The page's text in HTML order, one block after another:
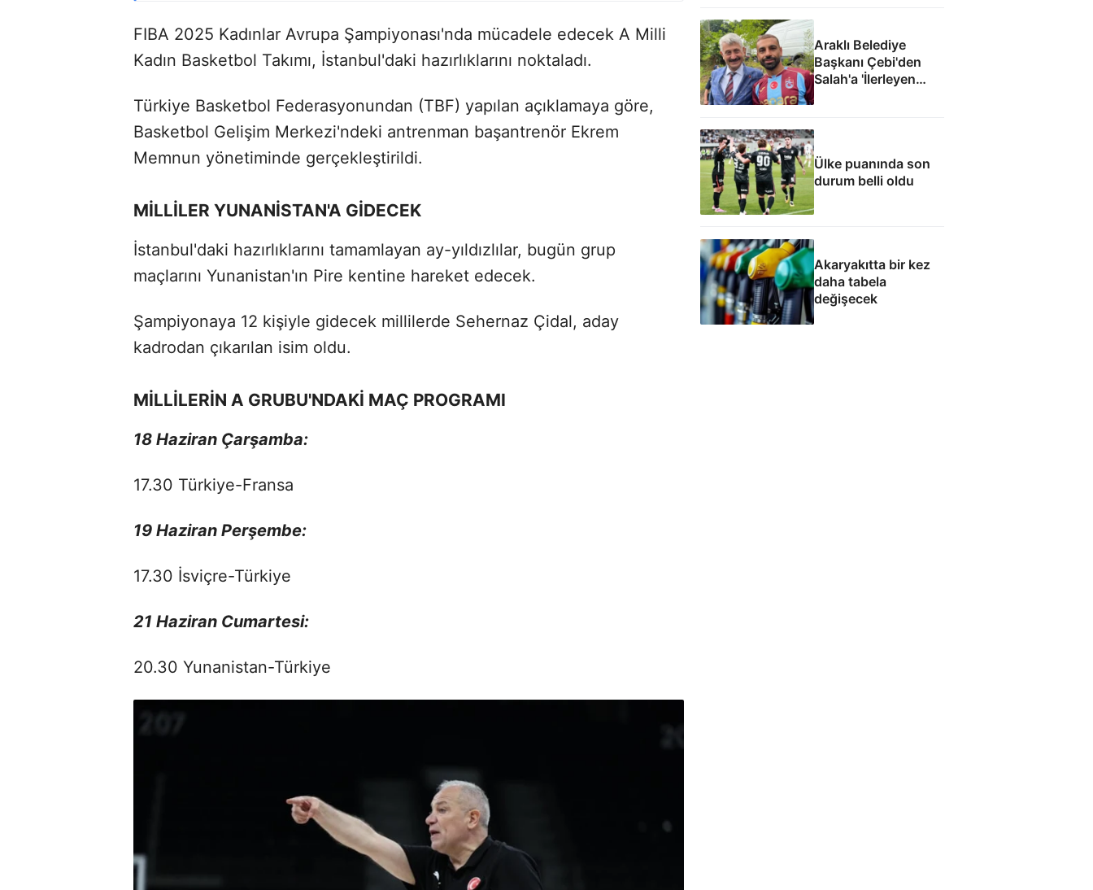
FIBA 2025 Kadınlar Avrupa Şampiyonası'nda mücadele edecek A Milli
Kadın Basketbol Takımı, İstanbul'daki hazırlıklarını noktaladı.
Türkiye Basketbol Federasyonundan (TBF) yapılan açıklamaya göre,
Basketbol Gelişim Merkezi'ndeki antrenman başantrenör Ekrem
Memnun yönetiminde gerçekleştirildi.
MİLLİLER YUNANİSTAN'A GİDECEK
İstanbul'daki hazırlıklarını tamamlayan ay-yıldızlılar, bugün grup
maçlarını Yunanistan'ın Pire kentine hareket edecek.
Şampiyonaya 12 kişiyle gidecek millilerde Sehernaz Çidal, aday
kadrodan çıkarılan isim oldu.
MİLLİLERİN A GRUBU'NDAKİ MAÇ PROGRAMI
18 Haziran Çarşamba:
17.30 Türkiye-Fransa
19 Haziran Perşembe:
17.30 İsviçre-Türkiye
21 Haziran Cumartesi:
20.30 Yunanistan-Türkiye
Araklı Belediye
Başkanı Çebi'den
Salah'a 'İlerleyen
yıllarda Mısır'a
yaşa' teklifi
Ülke puanında son
durum belli oldu
Akaryakıtta bir kez
daha tabela
değişecek